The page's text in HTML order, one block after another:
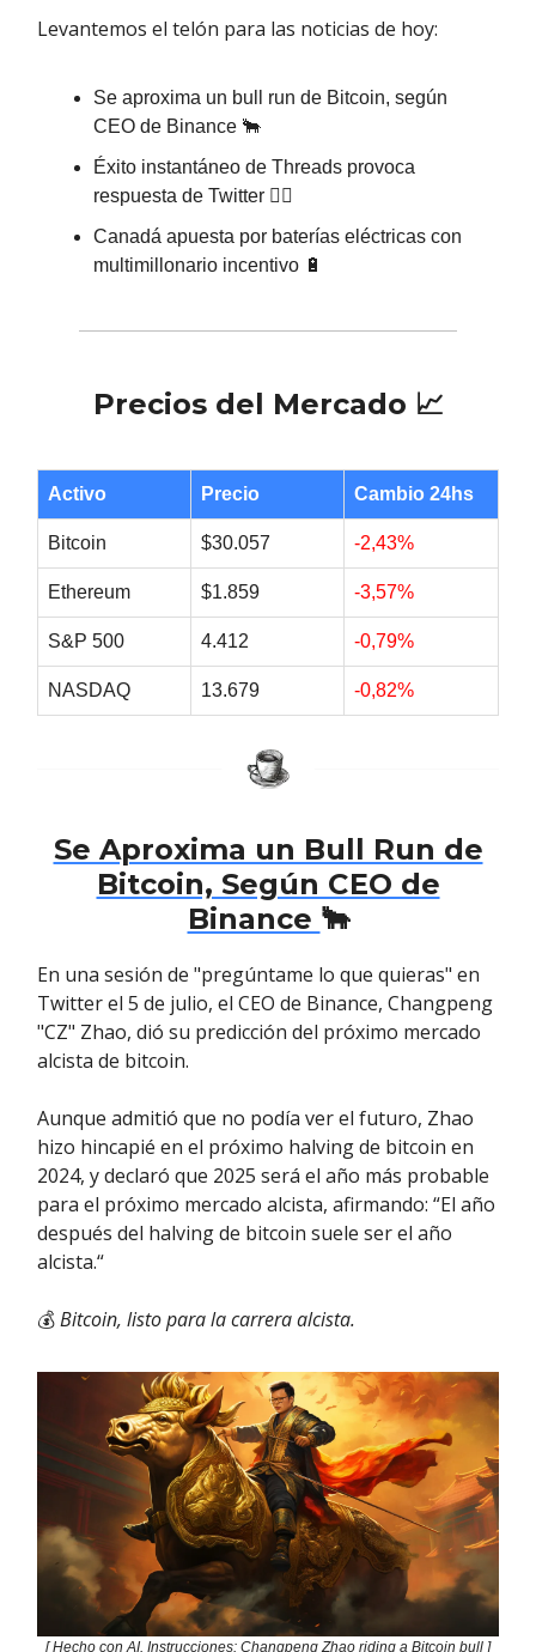
Levantemos el telón para las noticias de hoy:
Se aproxima un bull run de Bitcoin, según
CEO de Binance 🐂
Éxito instantáneo de Threads provoca
respuesta de Twitter 👨‍⚖️
Canadá apuesta por baterías eléctricas con
multimillonario incentivo 🔋
Precios del Mercado 📈
Activo Precio Cambio 24hs
Bitcoin $30.057 -2,43%
Ethereum $1.859 -3,57%
S&P 500 4.412 -0,79%
NASDAQ 13.679 -0,82%
Se Aproxima un Bull Run de
Bitcoin, Según CEO de
Binance 🐂
En una sesión de "pregúntame lo que quieras" en
Twitter el 5 de julio, el CEO de Binance, Changpeng
"CZ" Zhao, dió su predicción del próximo mercado
alcista de bitcoin.
Aunque admitió que no podía ver el futuro, Zhao
hizo hincapié en el próximo halving de bitcoin en
2024, y declaró que 2025 será el año más probable
para el próximo mercado alcista, afirmando: “El año
después del halving de bitcoin suele ser el año
alcista.“
💰Bitcoin, listo para la carrera alcista.
[ Hecho con AI. Instrucciones: Changpeng Zhao riding a Bitcoin bull ]